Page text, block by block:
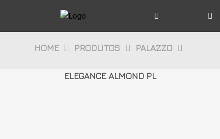
HOME PRODUTOS PALAZZO
ELEGANCE ALMOND PL